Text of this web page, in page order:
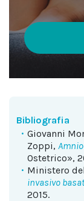
Bibliografia
Giovanni
Zoppi,
Ostetrico»,
Ministero
invasivo
2015.